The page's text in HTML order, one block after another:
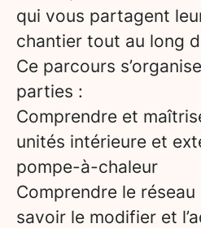
qui vous partagent
chantier tout au long
Ce parcours
parties :
Comprendre et
unités intérieure et
pompe-à-chaleur
Comprendre le
savoir le modifier et